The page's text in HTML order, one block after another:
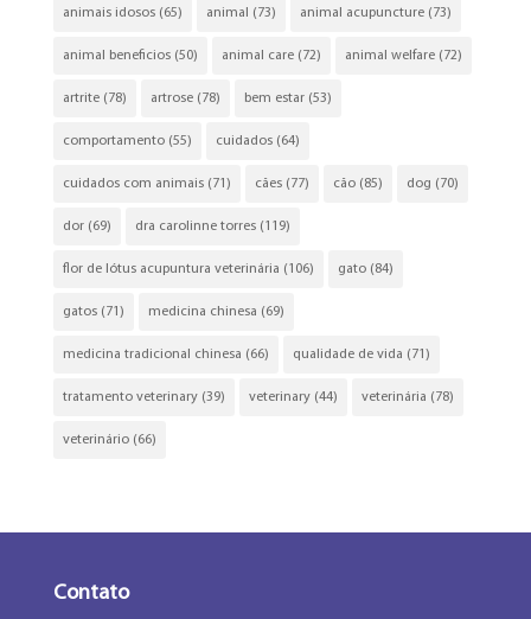
animais idosos(65) animal (73) animal acupuncture(73)
animal beneficios(50) animal care(72) animal welfare(72)
artrite(78) artrose(78) bem estar(53)
comportamento(55) cuidados(64)
cuidados com animais(71) cães(77) cão(85) dog (70)
dor(69) dra carolinne torres(119)
flor de lótus acupuntura veterinária (106) gato(84)
gatos(71) medicina chinesa (69)
medicina tradicional chinesa (66) qualidade de vida (71)
tratamento veterinary(39) veterinary(44) veterinária (78)
veterinário(66)
Contato